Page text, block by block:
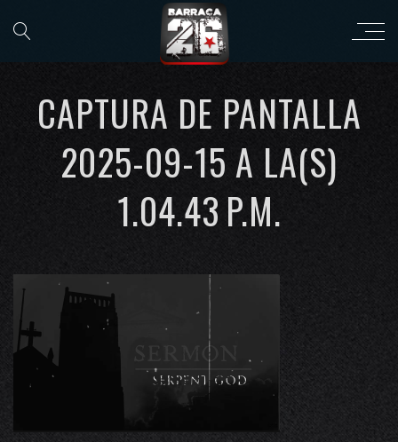
CAPTURA DE PANTALLA
2025-09-15 A LA(S)
1.04.43 P.M.